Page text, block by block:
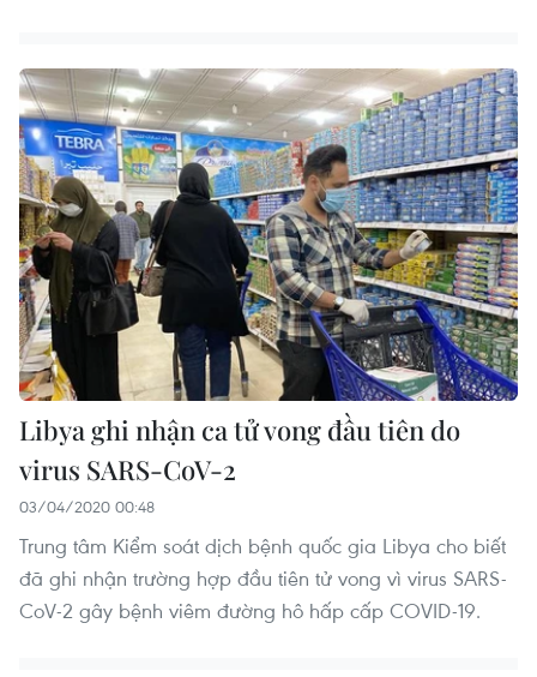
Libya ghi nhận ca tử vong đầu tiên do
virus SARS-CoV-2
03/04/2020 00:48
Trung tâm Kiểm soát dịch bệnh quốc gia Libya cho biết
đã ghi nhận trường hợp đầu tiên tử vong vì virus SARS-
CoV-2 gây bệnh viêm đường hô hấp cấp COVID-19.